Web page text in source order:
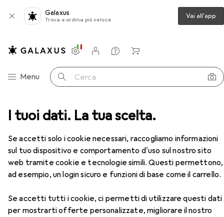
I tuoi dati. La tua scelta.
Se accetti solo i cookie necessari, raccogliamo informazioni
sul tuo dispositivo e comportamento d'uso sul nostro sito
web tramite cookie e tecnologie simili. Questi permettono,
ad esempio, un login sicuro e funzioni di base come il carrello.
Se accetti tutti i cookie, ci permetti di utilizzare questi dati
per mostrarti offerte personalizzate, migliorare il nostro
Galaxus
Trova e ordina più veloce Vai all'app
Categoria Navigazione
Menu Cerca
Impostazioni
Conto cliente
Liste di confronto
Liste dei desideri
Carrello
levigatura Raspa + Lima Noga Set di sbavatori
EUR
289,–
Noga Set di sbavatori